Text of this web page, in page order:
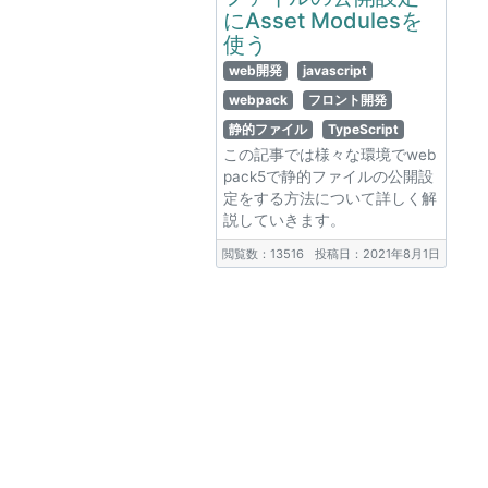
にAsset Modulesを
使う
web開発
javascript
webpack
フロント開発
静的ファイル
TypeScript
この記事では様々な環境でweb
pack5で静的ファイルの公開設
定をする方法について詳しく解
説していきます。
閲覧数：13516 投稿日：2021年8月1日